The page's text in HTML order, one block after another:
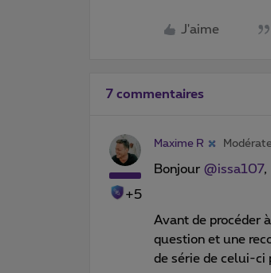
J'aime
7 commentaires
+5
Maxime R
Bonjour ​ @issa107,
Avant de procéder
question et une
de série de celui-ci